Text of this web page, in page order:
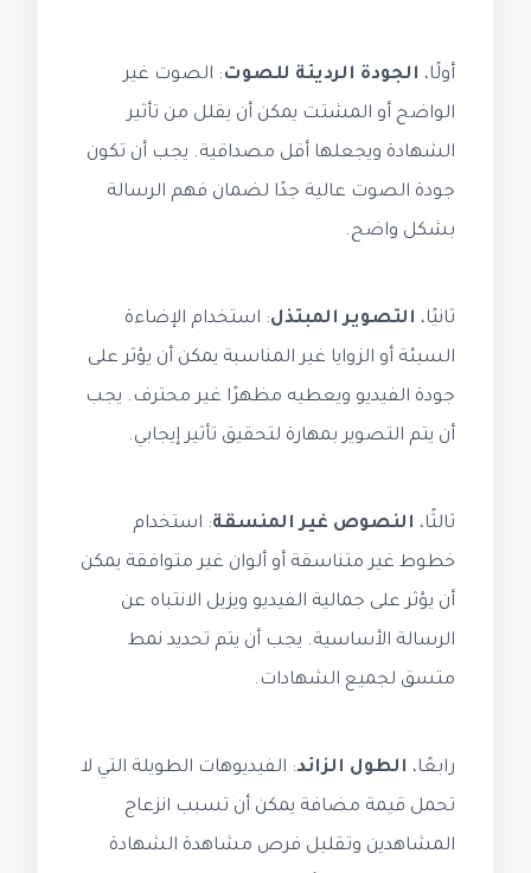
أولًا، الجودة الرديئة للصوت: الصوت غير
الواضح أو المشتت يمكن أن يقلل من تأثير
الشهادة ويجعلها أقل مصداقية. يجب أن تكون
جودة الصوت عالية جدًا لضمان فهم الرسالة
بشكل واضح.
ثانيًا، التصوير المبتذل: استخدام الإضاءة
السيئة أو الزوايا غير المناسبة يمكن أن يؤثر على
جودة الفيديو ويعطيه مظهرًا غير محترف. يجب
أن يتم التصوير بمهارة لتحقيق تأثير إيجابي.
ثالثًا، النصوص غير المنسقة: استخدام
خطوط غير متناسقة أو ألوان غير متوافقة يمكن
أن يؤثر على جمالية الفيديو ويزيل الانتباه عن
الرسالة الأساسية. يجب أن يتم تحديد نمط
متسق لجميع الشهادات.
رابعًا، الطول الزائد: الفيديوهات الطويلة التي لا
تحمل قيمة مضافة يمكن أن تسبب انزعاج
المشاهدين وتقليل فرص مشاهدة الشهادة